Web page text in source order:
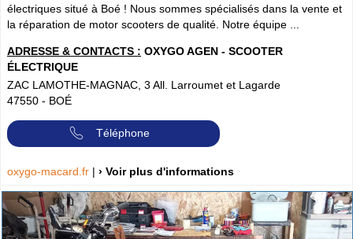
électriques situé à Boé ! Nous sommes spécialisés dans la vente et
la réparation de motor scooters de qualité. Notre équipe ...
ADRESSE & CONTACTS : OXYGO AGEN - SCOOTER
ÉLECTRIQUE
ZAC LAMOTHE-MAGNAC, 3 All. Larroumet et Lagarde
47550 - BOÉ
Téléphone
oxygo-macard.fr | › Voir plus d'informations